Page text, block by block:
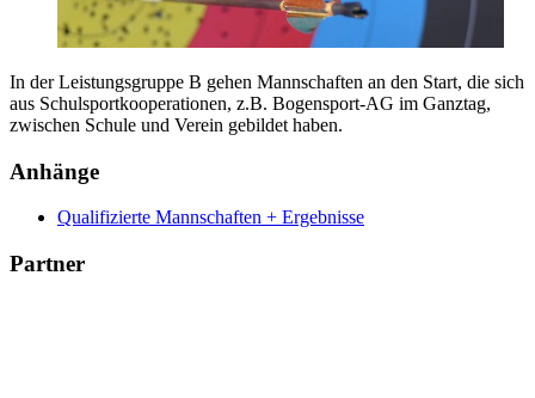
In der Leistungsgruppe B gehen Mannschaften an den Start, die sich
aus Schulsportkooperationen, z.B. Bogensport-AG im Ganztag,
zwischen Schule und Verein gebildet haben.
Anhänge
Qualifizierte Mannschaften + Ergebnisse
Partner